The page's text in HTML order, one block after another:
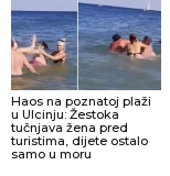
Haos na poznatoj plaži
u Ulcinju: Žestoka
tučnjava žena pred
turistima, dijete ostalo
samo u moru